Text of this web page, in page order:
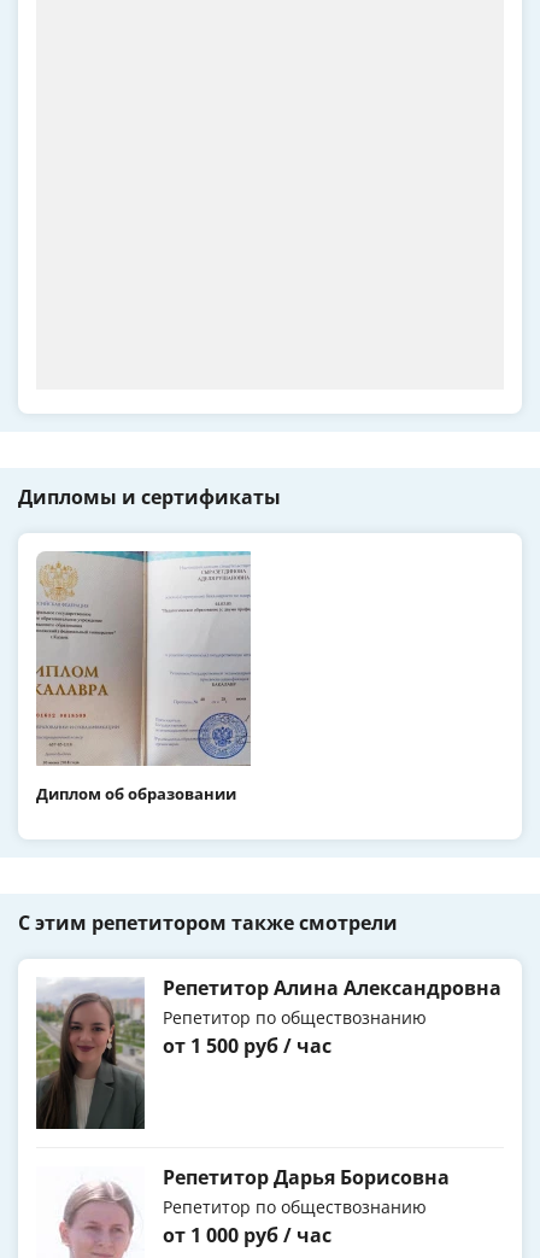
Дипломы и сертификаты
Диплом об образовании
С этим репетитором также смотрели
Репетитор Алина Александровна
Репетитор по обществознанию
от 1 500 руб / час
Репетитор Дарья Борисовна
Репетитор по обществознанию
от 1 000 руб / час